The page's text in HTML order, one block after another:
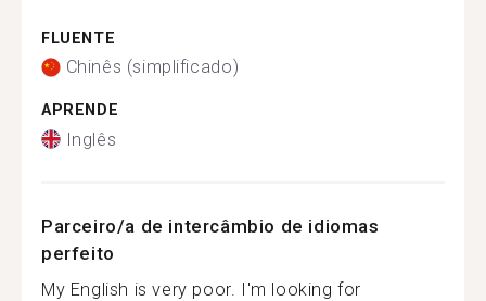
FLUENTE
Chinês (simplificado)
APRENDE
Inglês
Parceiro/a de intercâmbio de idiomas
perfeito
My English is very poor. I'm looking for